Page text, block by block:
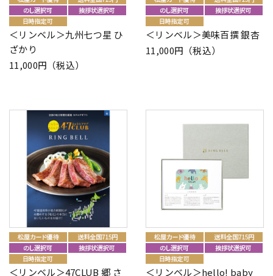
＜リンベル＞九州七つ星 ひ
ざかり
11,000円（税込）
＜リンベル＞美味百撰 銀杏
11,000円（税込）
＜リンベル＞47CLUB 郷 さ
＜リンベル＞hello! baby